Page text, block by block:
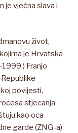
je vječna slava i
život,
je Hrvatska
Franjo
povijesti,
stjecanja
kao oca
garde (ZNG-a)